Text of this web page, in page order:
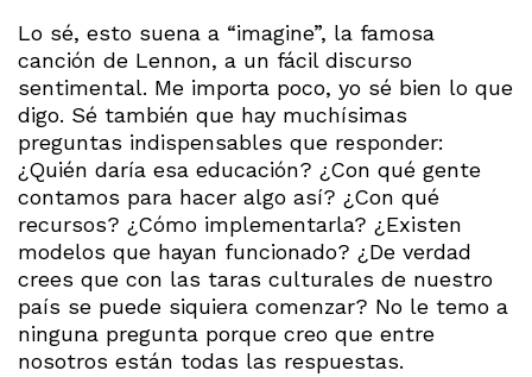
Lo sé, esto suena a “imagine”, la famosa
canción de Lennon, a un fácil discurso
sentimental. Me importa poco, yo sé bien lo que
digo. Sé también que hay muchísimas
preguntas indispensables que responder:
¿Quién daría esa educación? ¿Con qué gente
contamos para hacer algo así? ¿Con qué
recursos? ¿Cómo implementarla? ¿Existen
modelos que hayan funcionado? ¿De verdad
crees que con las taras culturales de nuestro
país se puede siquiera comenzar? No le temo a
ninguna pregunta porque creo que entre
nosotros están todas las respuestas.